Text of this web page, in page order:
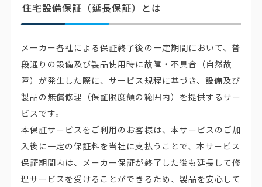
住宅設備保証（延長保証）とは
メーカー各社による保証終了後の一定期間において、普
段通りの設備及び製品使用時に故障・不具合（自然故
障）が発生した際に、サービス規程に基づき、設備及び
製品の無償修理（保証限度額の範囲内）を提供するサー
ビスです。
本保証サービスをご利用のお客様は、本サービスのご加
入後に一定の保証料を当社に支払うことで、本サービス
保証期間内は、メーカー保証が終了した後も延長して修
理サービスを受けることができるため、製品を安心して